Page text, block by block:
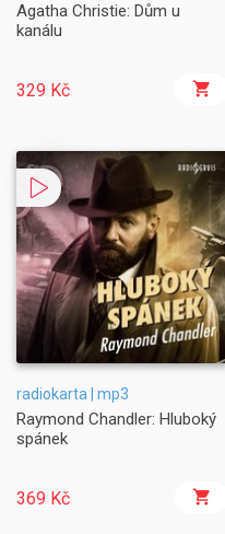
Agatha Christie: Dům u
kanálu
329 Kč
radiokarta | mp3
Raymond Chandler: Hluboký
spánek
369 Kč